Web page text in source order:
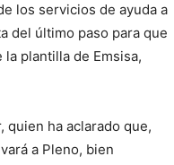
los servicios de ayuda a
del último paso para que
plantilla de Emsisa,
quien ha aclarado que,
a Pleno, bien